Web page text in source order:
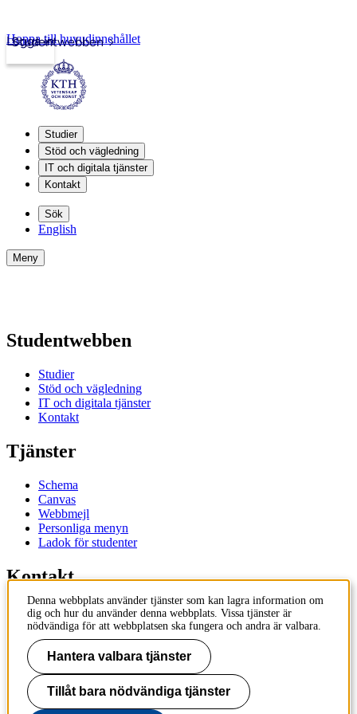
Studentwebben
Logga in
Hoppa till huvudinnehållet
Studier
Stöd och vägledning
IT och digitala tjänster
Kontakt
Sök
English
Meny
Studentwebben
Studier
Stöd och vägledning
IT och digitala tjänster
Kontakt
Tjänster
Schema
Canvas
Webbmejl
Personliga menyn
Ladok för studenter
Kontakt
Kontakta utbildningsprogram
Kontakta kurs
IT-support
KTH Entré
KTH
100 44 Stockholm
Denna webbplats använder tjänster som kan lagra information om
dig och hur du använder denna webbplats. Vissa tjänster är
nödvändiga för att webbplatsen ska fungera och andra är valbara.
Hantera valbara tjänster
Tillåt bara nödvändiga tjänster